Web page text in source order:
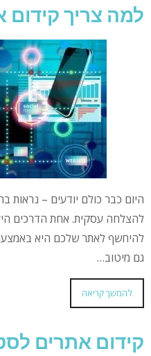
למה צריך קידום
היום כבר כולם יודעים –
להצלחה עסקית. אחת הדרכים
להיחשף לאתר שלכם היא
גם מיטוב…
להמשך קריאה
קידום אתרים